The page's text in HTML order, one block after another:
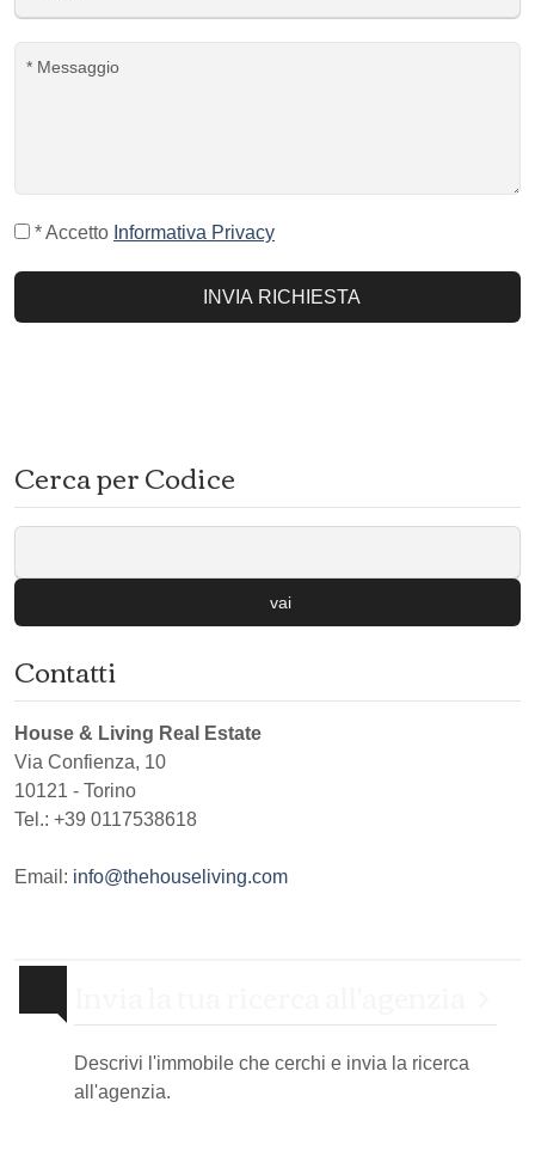
* Accetto Informativa Privacy
INVIA RICHIESTA
Cerca per Codice
vai
Contatti
House & Living Real Estate
Via Confienza, 10
10121 - Torino
Tel.: +39 0117538618
Email: info@thehouseliving.com
Descrivi l'immobile che cerchi e invia la ricerca
all'agenzia.